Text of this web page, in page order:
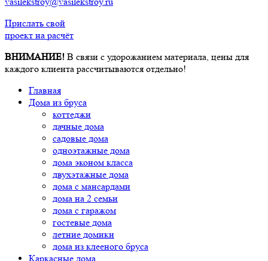
Прислать свой
проект на расчёт
ВНИМАНИЕ! В связи с удорожанием материала, цены для
каждого клиента рассчитываются отдельно!
Главная
Дома из бруса
коттеджи
дачные дома
садовые дома
одноэтажные дома
дома эконом класса
двухэтажные дома
дома с мансардами
дома на 2 семьи
дома с гаражом
гостевые дома
летние домики
дома из клееного бруса
Каркасные дома